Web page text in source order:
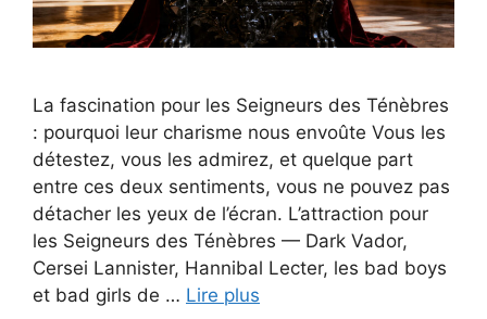
La fascination pour les Seigneurs des Ténèbres
: pourquoi leur charisme nous envoûte Vous les
détestez, vous les admirez, et quelque part
entre ces deux sentiments, vous ne pouvez pas
détacher les yeux de l’écran. L’attraction pour
les Seigneurs des Ténèbres — Dark Vador,
Cersei Lannister, Hannibal Lecter, les bad boys
et bad girls de … Lire plus